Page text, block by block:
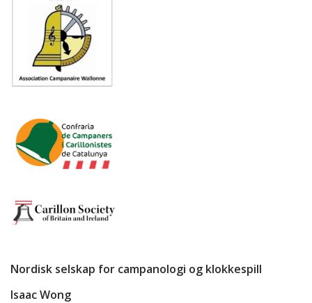
Nordisk selskap for campanologi og klokkespill
Isaac Wong